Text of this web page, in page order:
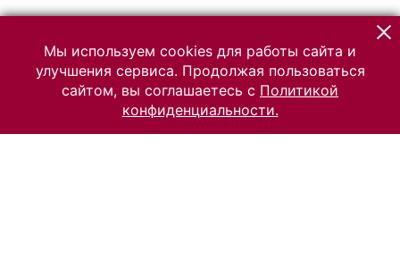
Мы используем cookies для работы сайта и
улучшения сервиса. Продолжая пользоваться
сайтом, вы соглашаетесь с Политикой
конфиденциальности.